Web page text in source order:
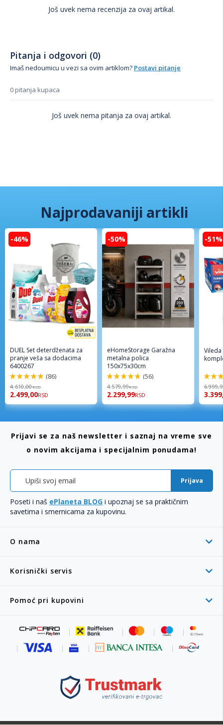
Još uvek nema recenzija za ovaj artikal.
Pitanja i odgovori (0)
Imaš nedoumicu u vezi sa ovim artiklom? Postavi pitanje
0 pitanja kupaca
Još uvek nema pitanja za ovaj artikal.
Najprodavaniji artikli
-46%
DUEL Set deterdženata za
pranje veša sa dodacima
6400267
98%
(86)
4.610,00RSD
2.499,00RSD
-50%
eHomeStorage Garažna
metalna polica
150x75x30cm
96%
(56)
4.579,99RSD
2.299,99RSD
-51%
92%
O nama
Korisnički servis
Pomoć pri kupovini
Prijavi se za naš newsletter i saznaj na vreme sve
o novim akcijama i specijalnim ponudama!
Prijava
Poseti i naš ePlaneta BLOG i upoznaj se sa praktičnim
savetima i smernicama za kupovinu.